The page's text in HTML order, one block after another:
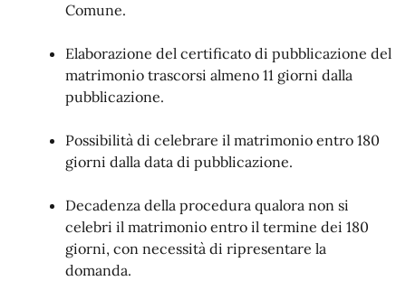
Comune.
Elaborazione del certificato di pubblicazione del
matrimonio trascorsi almeno 11 giorni dalla
pubblicazione.
Possibilità di celebrare il matrimonio entro 180
giorni dalla data di pubblicazione.
Decadenza della procedura qualora non si
celebri il matrimonio entro il termine dei 180
giorni, con necessità di ripresentare la
domanda.